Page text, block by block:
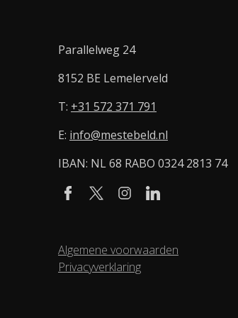
Parallelweg 24
8152 BE Lemelerveld
T: +31 572 371 791
E: info@mestebeld.nl
IBAN: NL 68 RABO 0324 2813 74
Algemene voorwaarden
Privacyverklaring